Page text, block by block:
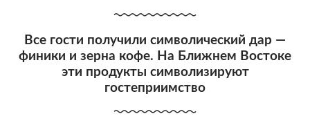
Все гости получили символический дар —
финики и зерна кофе. На Ближнем Востоке
эти продукты символизируют
гостеприимство